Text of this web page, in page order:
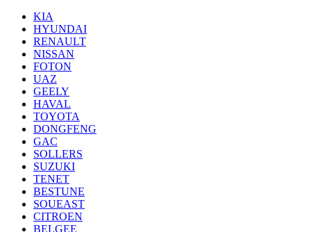
KIA
HYUNDAI
RENAULT
NISSAN
FOTON
UAZ
GEELY
HAVAL
TOYOTA
DONGFENG
GAC
SOLLERS
SUZUKI
TENET
BESTUNE
SOUEAST
CITROEN
BELGEE